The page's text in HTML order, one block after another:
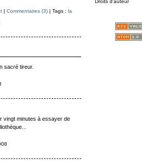
Droits d'auteur
| Commentaires (3)| Tags : la
sacré tireur.
vingt minutes à essayer de